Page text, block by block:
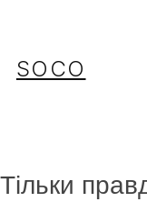
SOCO
Тільки